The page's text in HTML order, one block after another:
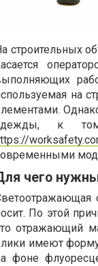
строительных
на
к
чего
По этой
отражающий
имеют
фоне